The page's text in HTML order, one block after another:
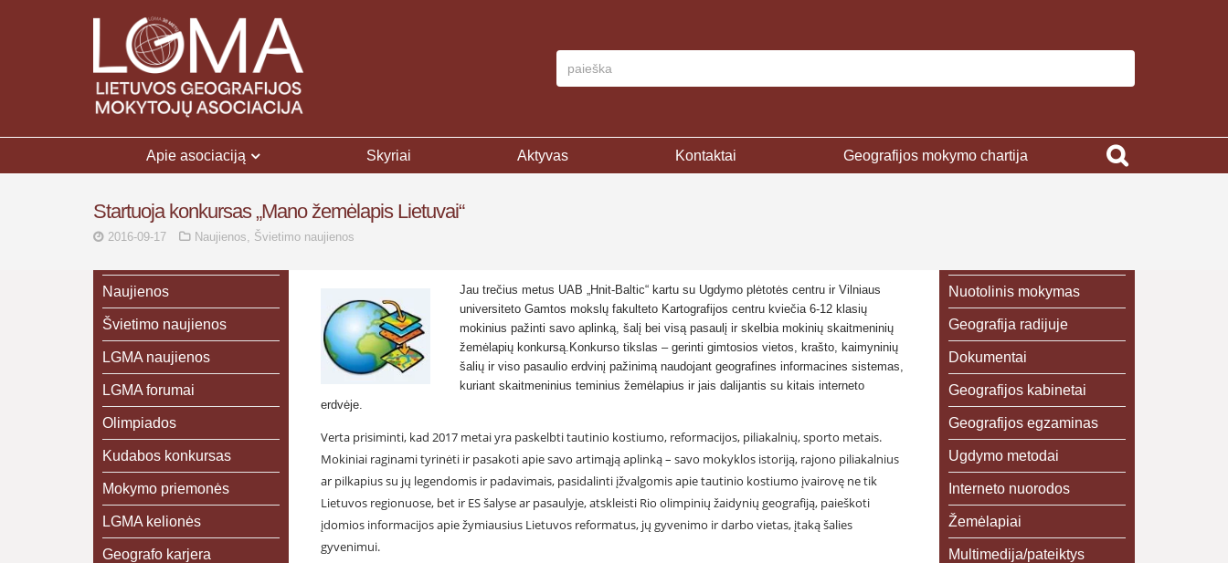
Apie asociaciją Skyriai Aktyvas Kontaktai Geografijos mokymo chartija
Startuoja konkursas „Mano žemėlapis Lietuvai“
2016-09-17 Naujienos, Švietimo naujienos
Jau trečius metus UAB „Hnit-Baltic“ kartu su Ugdymo plėtotės centru ir Vilniaus
universiteto Gamtos mokslų fakulteto Kartografijos centru kviečia 6-12 klasių
mokinius pažinti savo aplinką, šalį bei visą pasaulį ir skelbia mokinių skaitmeninių
žemėlapių konkursą. Konkurso tikslas – gerinti gimtosios vietos, krašto, kaimyninių
šalių ir viso pasaulio erdvinį pažinimą naudojant geografines informacines sistemas,
kuriant skaitmeninius teminius žemėlapius ir jais dalijantis su kitais interneto
erdvėje.
Verta prisiminti, kad 2017 metai yra paskelbti tautinio kostiumo, reformacijos, piliakalnių, sporto metais.
Mokiniai raginami tyrinėti ir pasakoti apie savo artimąją aplinką – savo mokyklos istoriją, rajono piliakalnius
ar pilkapius su jų legendomis ir padavimais, pasidalinti įžvalgomis apie tautinio kostiumo įvairovę ne tik
Lietuvos regionuose, bet ir ES šalyse ar pasaulyje, atskleisti Rio olimpinių žaidynių geografiją, paieškoti
įdomios informacijos apie žymiausius Lietuvos reformatus, jų gyvenimo ir darbo vietas, įtaką šalies
gyvenimui.
Naujienos
Švietimo naujienos
LGMA naujienos
LGMA forumai
Olimpiados
Kudabos konkursas
Mokymo priemonės
LGMA kelionės
Geografo karjera
Nuotolinis mokymas
Geografija radijuje
Dokumentai
Geografijos kabinetai
Geografijos egzaminas
Ugdymo metodai
Interneto nuorodos
Žemėlapiai
Multimedija/pateiktys